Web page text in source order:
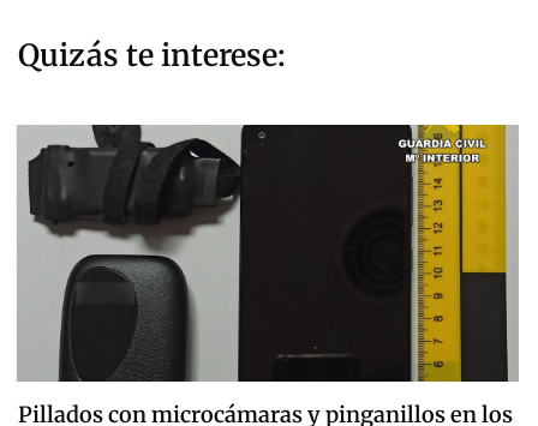
Quizás te interese:
Pillados con microcámaras y pinganillos en los